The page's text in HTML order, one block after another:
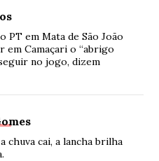
PT em Mata de São João
em Camaçari o “abrigo
no jogo, dizem
chuva cai, a lancha brilha